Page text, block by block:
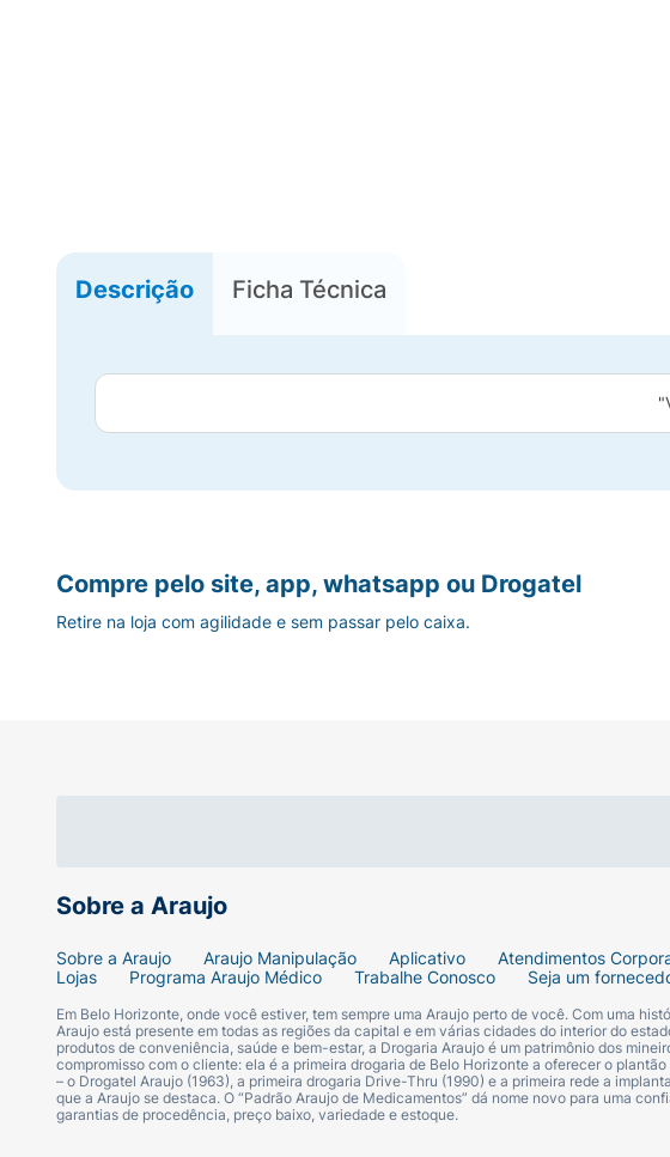
Descrição Ficha Técnica
Sobre a Araujo
Sobre a Araujo Araujo Manipulação Aplicativo Atendimentos
Lojas
Programa Araujo Médico Trabalhe Conosco Seja um
Em Belo Horizonte, onde você estiver, tem sempre uma Araujo perto de você. Com uma
Araujo está presente em todas as regiões da capital e em várias cidades do interior do
produtos de conveniência, saúde e bem-estar, a Drogaria Araujo é um patrimônio dos
compromisso com o cliente: ela é a primeira drogaria de Belo Horizonte a oferecer o
– o Drogatel Araujo (1963), a primeira drogaria Drive-Thru (1990) e a primeira rede a
que a Araujo se destaca. O “Padrão Araujo de Medicamentos” dá nome novo para uma
garantias de procedência, preço baixo, variedade e estoque.
Compre pelo site, app, whatsapp ou Drogatel
Retire na loja com agilidade e sem passar pelo caixa.